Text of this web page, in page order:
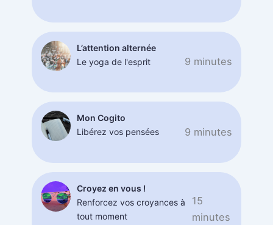
L’attention alternée
Le yoga de l'esprit
9 minutes
Mon Cogito
Libérez vos pensées
9 minutes
Croyez en vous !
Renforcez vos croyances à
tout moment
15
minutes